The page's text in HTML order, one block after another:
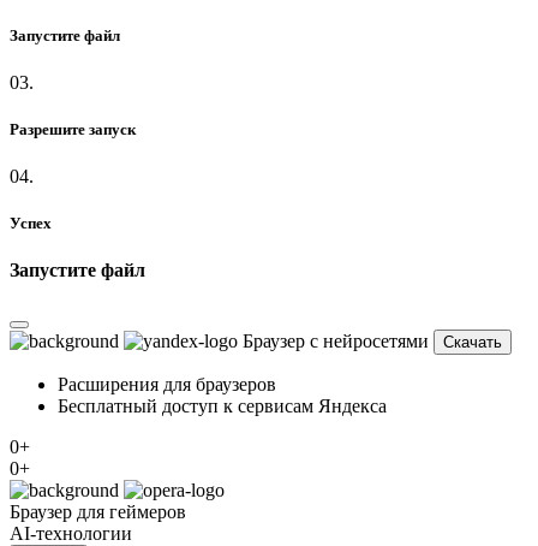
Запустите файл
03.
Разрешите запуск
04.
Успех
Запустите файл
Браузер с нейросетями Скачать
Расширения для браузеров
Бесплатный доступ к сервисам Яндекса
0+
0+
Браузер для геймеров
AI-технологии